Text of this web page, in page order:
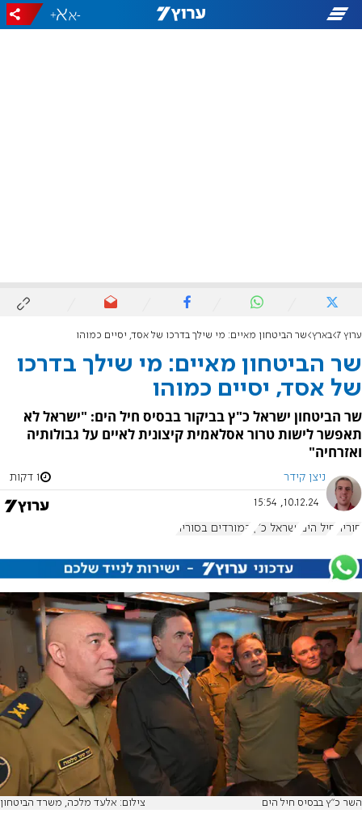
-
+
ערוץ 7 בארץ שר הביטחון מאיים: מי שילך בדרכו של אסד, יסיים כמוהו
שר הביטחון מאיים: מי שילך בדרכו
של אסד, יסיים כמוהו
שר הביטחון ישראל כ"ץ בביקור בבסיס חיל הים: "ישראל לא
תאפשר לישות טרור אסלאמית קיצונית לאיים על גבולותיה
ואזרחיה"
ניצן קידר 1 דקות
10.12.24, 15:54
סוריה חיל הים ישראל כ"ץ המורדים בסוריה
השר כ"ץ בבסיס חיל הים צילום: אלעד מלכה, משרד הביטחון